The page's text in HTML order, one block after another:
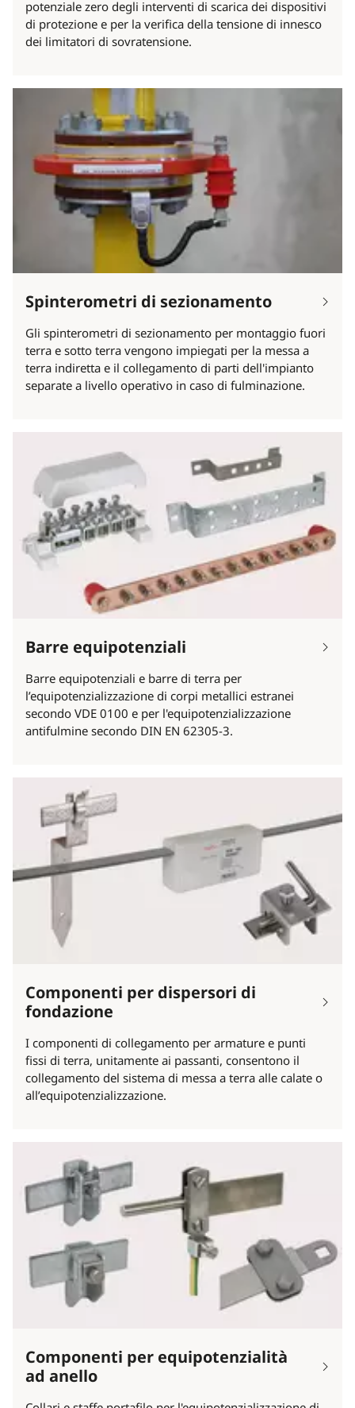
potenziale zero degli interventi di scarica dei dispositivi
di protezione e per la verifica della tensione di innesco
dei limitatori di sovratensione.
Spinterometri di sezionamento
Gli spinterometri di sezionamento per montaggio fuori
terra e sotto terra vengono impiegati per la messa a
terra indiretta e il collegamento di parti dell'impianto
separate a livello operativo in caso di fulminazione.
Barre equipotenziali
Barre equipotenziali e barre di terra per
l’equipotenzializzazione di corpi metallici estranei
secondo VDE 0100 e per l'equipotenzializzazione
antifulmine secondo DIN EN 62305-3.
Componenti per dispersori di
fondazione
I componenti di collegamento per armature e punti
fissi di terra, unitamente ai passanti, consentono il
collegamento del sistema di messa a terra alle calate o
all’equipotenzializzazione.
Componenti per equipotenzialità
ad anello